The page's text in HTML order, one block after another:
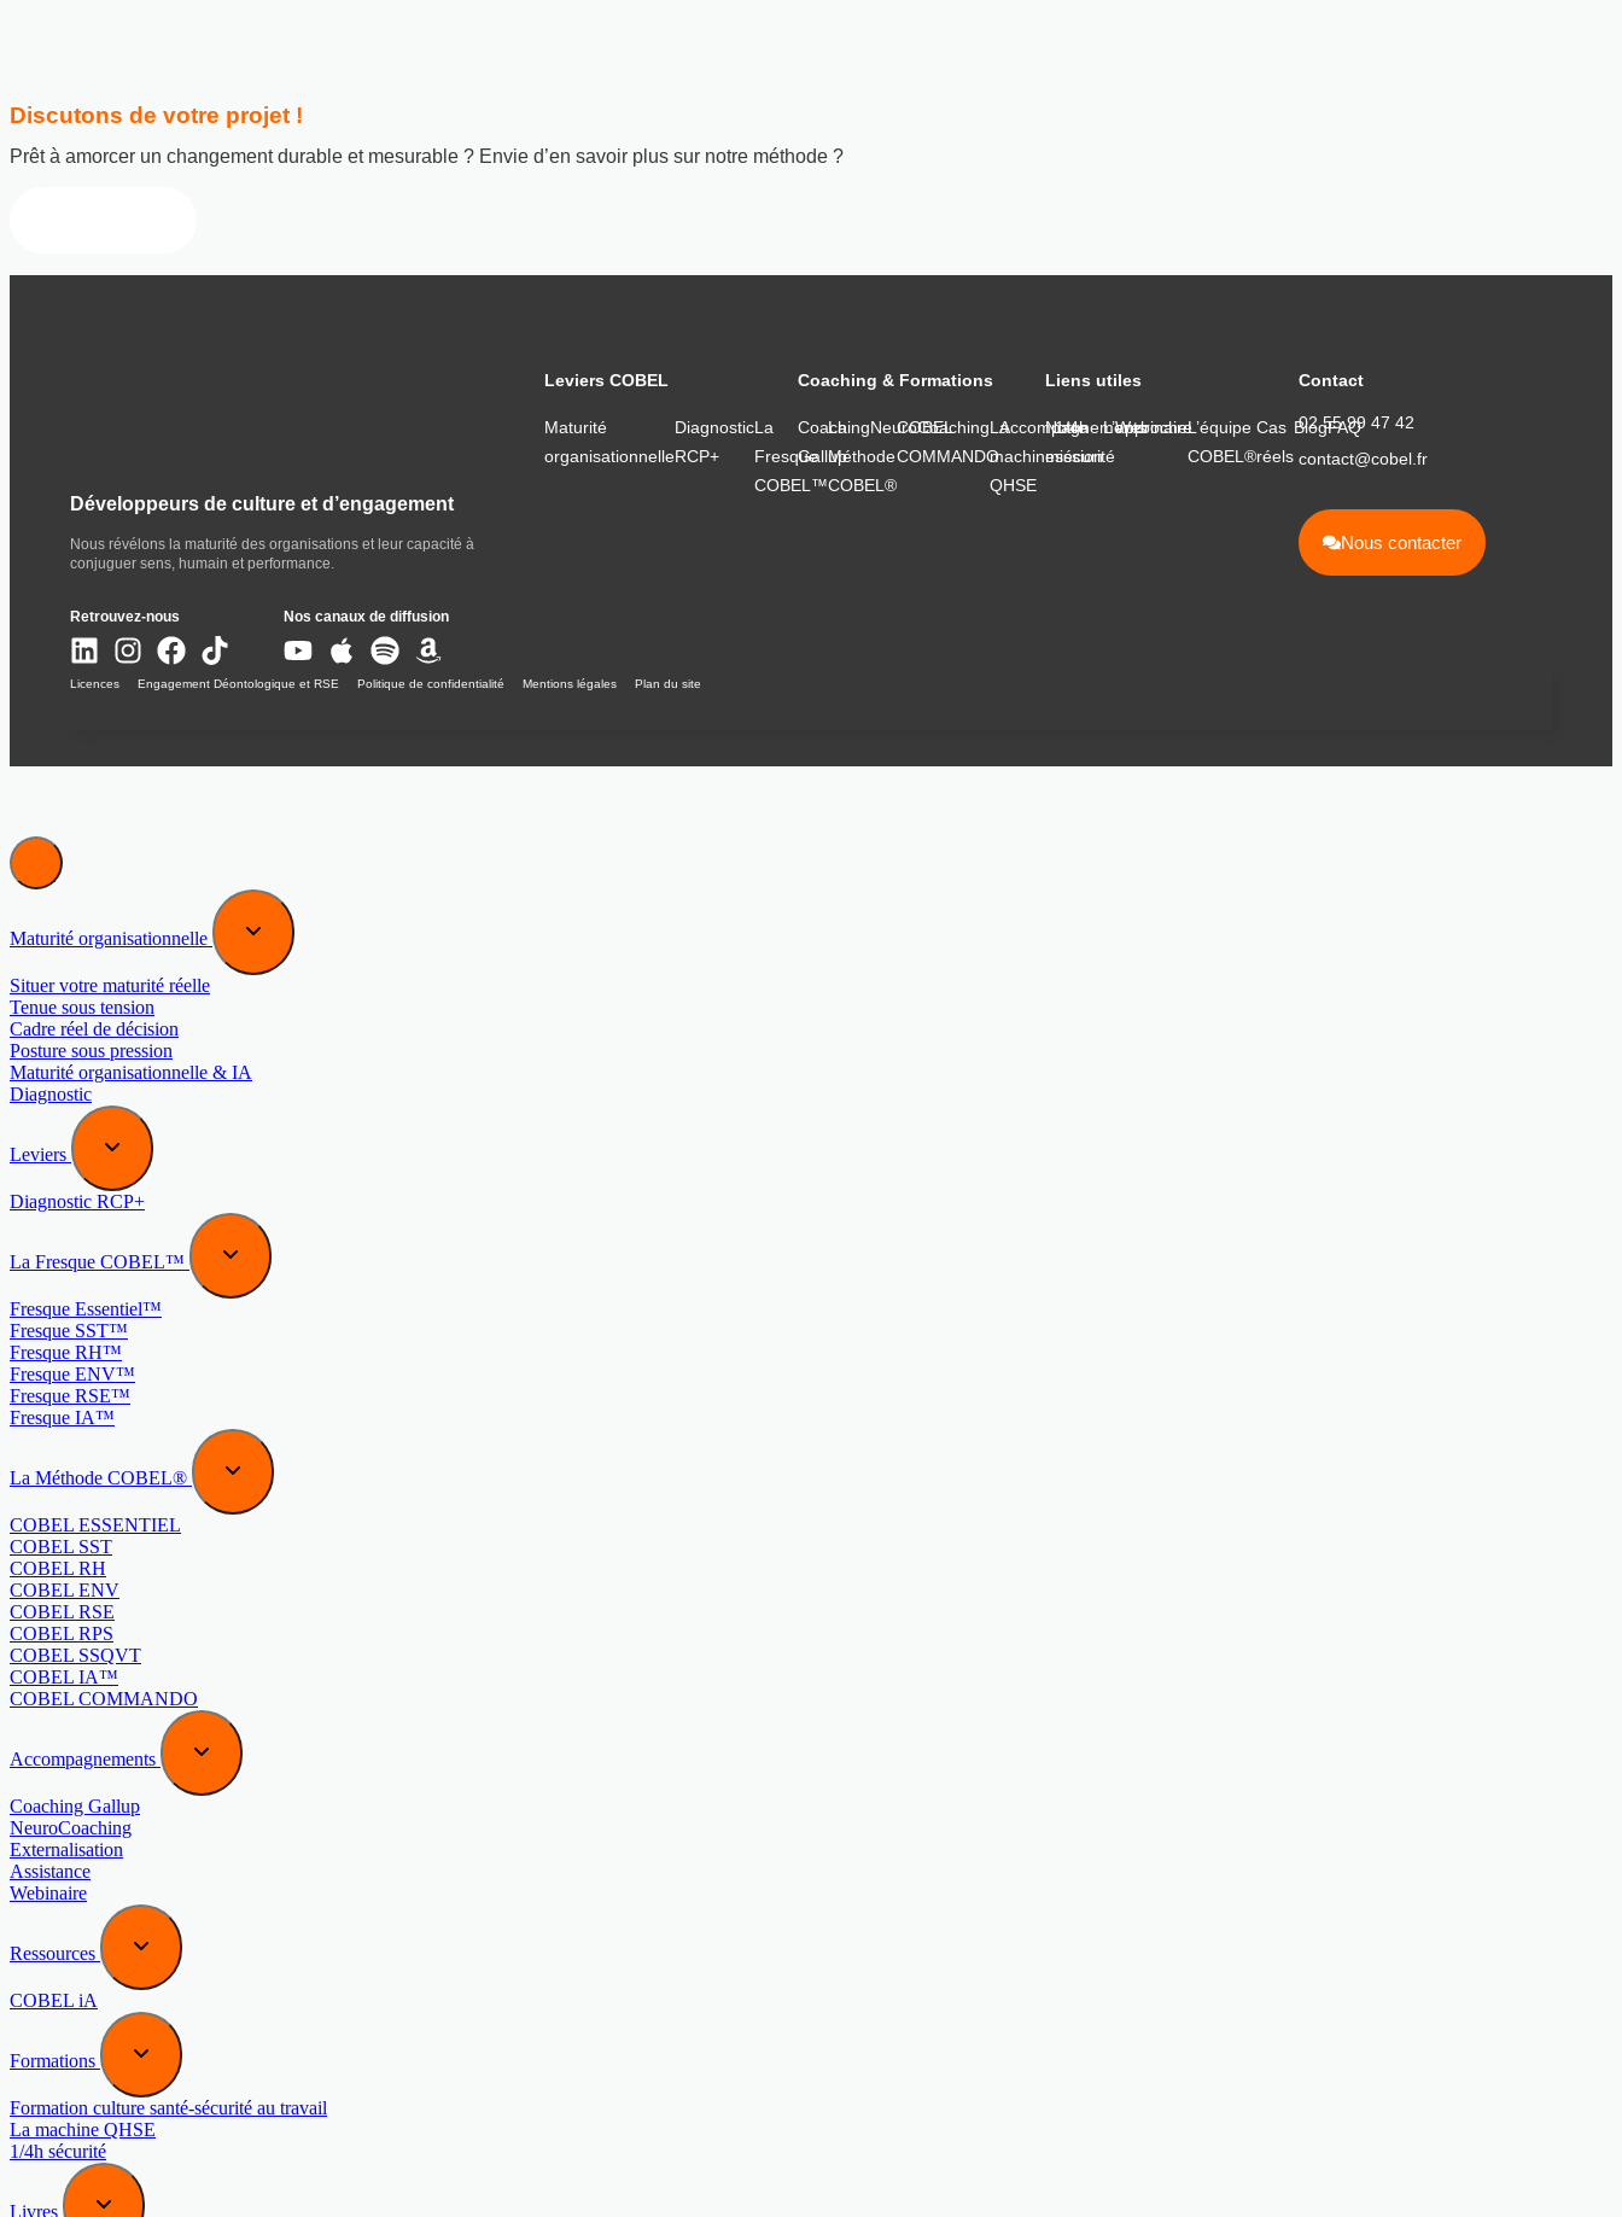
Discutons de votre projet !
Prêt à amorcer un changement durable et mesurable ? Envie d’en savoir plus sur notre méthode ?
Développeurs de culture et d’engagement
Nous révélons la maturité des organisations et leur capacité à
conjuguer sens, humain et performance.
Retrouvez-nous Nos canaux de diffusion
Leviers COBEL
Maturité
organisationnelle
Diagnostic
RCP+
La
Fresque
COBEL™
La
Méthode
COBEL®
COBEL
COMMANDO
Accompagnements
Coaching & Formations
Coaching
Gallup
NeuroCoachingLa
machine
QHSE
1/4h
sécurité
Webinaire
Liens utiles
Notre
mission
L’approcheL’équipe
COBEL®
Cas
réels
BlogFAQ
Contact
02 55 99 47 42
contact@cobel.fr
Nous contacter
Licences Engagement Déontologique et RSE Politique de confidentialité Mentions légales Plan du site
Maturité organisationnelle
Situer votre maturité réelle
Tenue sous tension
Cadre réel de décision
Posture sous pression
Maturité organisationnelle & IA
Diagnostic
Leviers
Diagnostic RCP+
La Fresque COBEL™
Fresque Essentiel™
Fresque SST™
Fresque RH™
Fresque ENV™
Fresque RSE™
Fresque IA™
La Méthode COBEL®
COBEL ESSENTIEL
COBEL SST
COBEL RH
COBEL ENV
COBEL RSE
COBEL RPS
COBEL SSQVT
COBEL IA™
COBEL COMMANDO
Accompagnements
Coaching Gallup
NeuroCoaching
Externalisation
Assistance
Webinaire
Ressources
COBEL iA
Formations
Formation culture santé-sécurité au travail
La machine QHSE
1/4h sécurité
Livres